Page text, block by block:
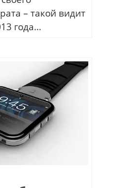
– такой видит
года...